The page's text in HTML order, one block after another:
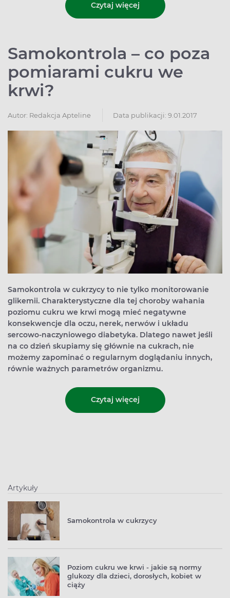
Czytaj więcej
Samokontrola – co poza
pomiarami cukru we
krwi?
Autor: Redakcja Apteline Data publikacji: 9.01.2017
Samokontrola w cukrzycy to nie tylko monitorowanie
glikemii. Charakterystyczne dla tej choroby wahania
poziomu cukru we krwi mogą mieć negatywne
konsekwencje dla oczu, nerek, nerwów i układu
sercowo-naczyniowego diabetyka. Dlatego nawet jeśli
na co dzień skupiamy się głównie na cukrach, nie
możemy zapominać o regularnym doglądaniu innych,
równie ważnych parametrów organizmu.
Czytaj więcej
Artykuły
Samokontrola w cukrzycy
Poziom cukru we krwi - jakie są normy
glukozy dla dzieci, dorosłych, kobiet w
ciąży